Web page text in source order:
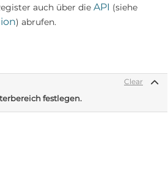
Clear
festlegen.
auch über die API (siehe
) abrufen.